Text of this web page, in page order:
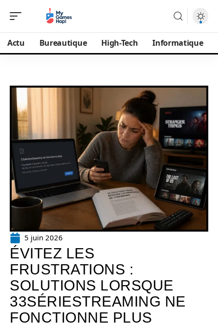
Actu Bureautique High-Tech Informatique
5 juin 2026
ÉVITEZ LES
FRUSTRATIONS :
SOLUTIONS LORSQUE
33SÉRIESTREAMING NE
FONCTIONNE PLUS